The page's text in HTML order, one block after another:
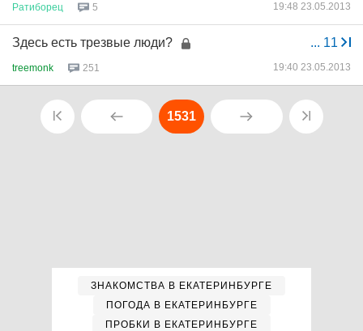
Ратиборец 5 19:48 23.05.2013
... 11
Здесь есть трезвые люди?
treemonk 251 19:40 23.05.2013
1531
ЗНАКОМСТВА В ЕКАТЕРИНБУРГЕ
ПОГОДА В ЕКАТЕРИНБУРГЕ
ПРОБКИ В ЕКАТЕРИНБУРГЕ